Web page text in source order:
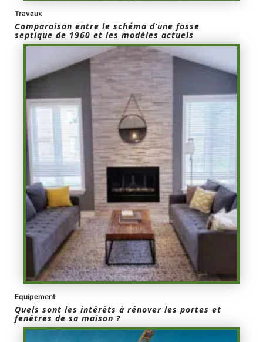
Travaux
Comparaison entre le schéma d’une fosse
septique de 1960 et les modèles actuels
Equipement
Quels sont les intérêts à rénover les portes et
fenêtres de sa maison ?